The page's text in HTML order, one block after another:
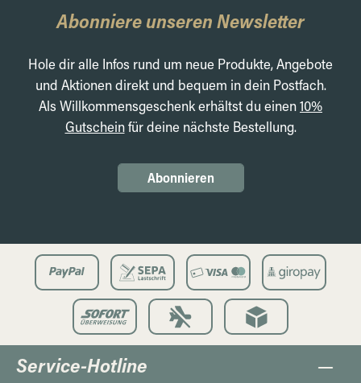
Abonniere unseren Newsletter
Hole dir alle Infos rund um neue Produkte, Angebote
und Aktionen direkt und bequem in dein Postfach.
Als Willkommensgeschenk erhältst du einen10%
Gutscheinfür deine nächste Bestellung.
Abonnieren
Service-Hotline